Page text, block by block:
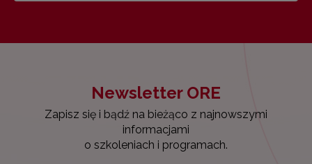
Newsletter ORE
Zapisz się i bądź na bieżąco z najnowszymi
informacjami
o szkoleniach i programach.